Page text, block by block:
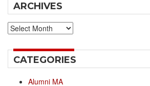
ARCHIVES
Archives
CATEGORIES
Alumni MA